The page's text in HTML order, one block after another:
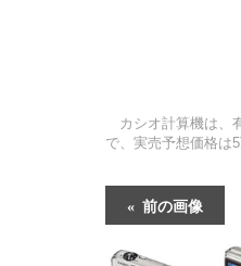
カシオ計算機は、
で、実売予想価格は5
前の画像